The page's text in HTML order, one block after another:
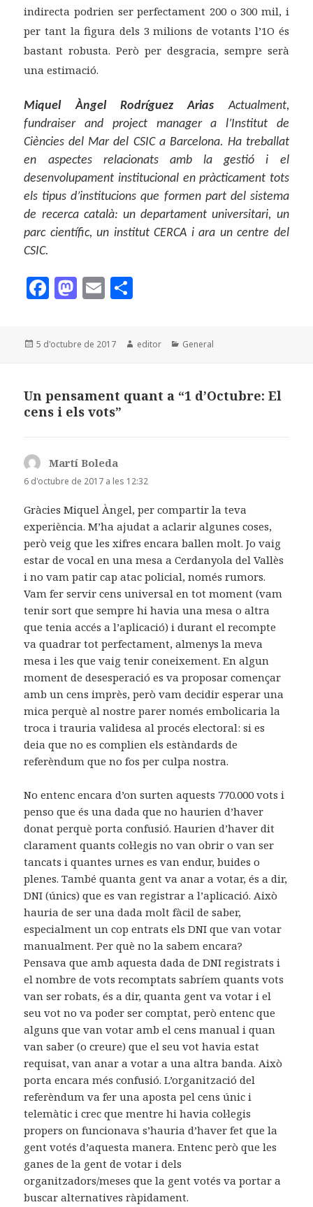
indirecta podrien ser perfectament 200 o 300 mil, i
per tant la figura dels 3 milions de votants l’1O és
bastant robusta. Però per desgracia, sempre serà
una estimació.
Miquel Àngel Rodríguez AriasActualment,
fundraiser and project manager a l’Institut de
Ciències del Mar del CSIC a Barcelona. Ha treballat
en aspectes relacionats amb la gestió i el
desenvolupament institucional en pràcticament tots
els tipus d’institucions que formen part del sistema
de recerca català: un departament universitari, un
parc científic, un institut CERCA i ara un centre del
CSIC.
F
e
o
o
M
to
d
n
E
l
m
p
rt
Publicat
5 d'octubre de 2017 Autor
editor Categories
General
Un pensament quant a “1 d’Octubre: El
cens i els vots”
Martí Boleda
dit:
6 d'octubre de 2017 a les 12:32
Gràcies Miquel Àngel, per compartir la teva
experiència. M’ha ajudat a aclarir algunes coses,
però veig que les xifres encara ballen molt. Jo vaig
estar de vocal en una mesa a Cerdanyola del Vallès
i no vam patir cap atac policial, només rumors.
Vam fer servir cens universal en tot moment (vam
tenir sort que sempre hi havia una mesa o altra
que tenia accés a l’aplicació) i durant el recompte
va quadrar tot perfectament, almenys la meva
mesa i les que vaig tenir coneixement. En algun
moment de desesperació es va proposar començar
amb un cens imprès, però vam decidir esperar una
mica perquè al nostre parer només embolicaria la
troca i trauria validesa al procés electoral: si es
deia que no es complien els estàndards de
referèndum que no fos per culpa nostra.
No entenc encara d’on surten aquests 770.000 vots i
penso que és una dada que no haurien d’haver
donat perquè porta confusió. Haurien d’haver dit
clarament quants col·legis no van obrir o van ser
tancats i quantes urnes es van endur, buides o
plenes. També quanta gent va anar a votar, és a dir,
DNI (únics) que es van registrar a l’aplicació. Això
hauria de ser una dada molt fàcil de saber,
especialment un cop entrats els DNI que van votar
manualment. Per què no la sabem encara?
Pensava que amb aquesta dada de DNI registrats i
el nombre de vots recomptats sabríem quants vots
van ser robats, és a dir, quanta gent va votar i el
seu vot no va poder ser comptat, però entenc que
alguns que van votar amb el cens manual i quan
van saber (o creure) que el seu vot havia estat
requisat, van anar a votar a una altra banda. Això
porta encara més confusió. L’organització del
referèndum va fer una aposta pel cens únic i
telemàtic i crec que mentre hi havia col·legis
propers on funcionava s’hauria d’haver fet que la
gent votés d’aquesta manera. Entenc però que les
ganes de la gent de votar i dels
organitzadors/meses que la gent votés va portar a
buscar alternatives ràpidament.